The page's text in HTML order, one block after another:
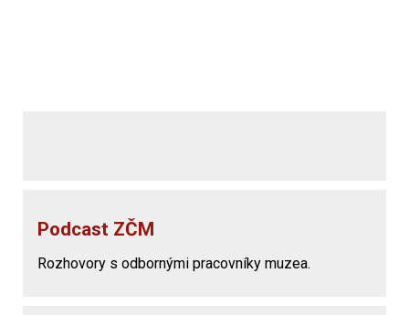
Podcast ZČM
Rozhovory s odbornými pracovníky muzea.